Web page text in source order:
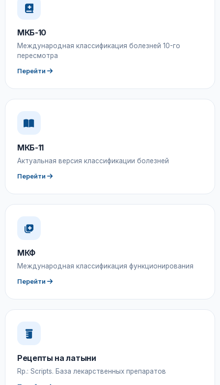
МКБ-10
Международная классификация болезней 10-го
пересмотра
Перейти
МКБ-11
Актуальная версия классификации болезней
Перейти
МКФ
Международная классификация функционирования
Перейти
Рецепты на латыни
Rp.: Scripts. База лекарственных препаратов